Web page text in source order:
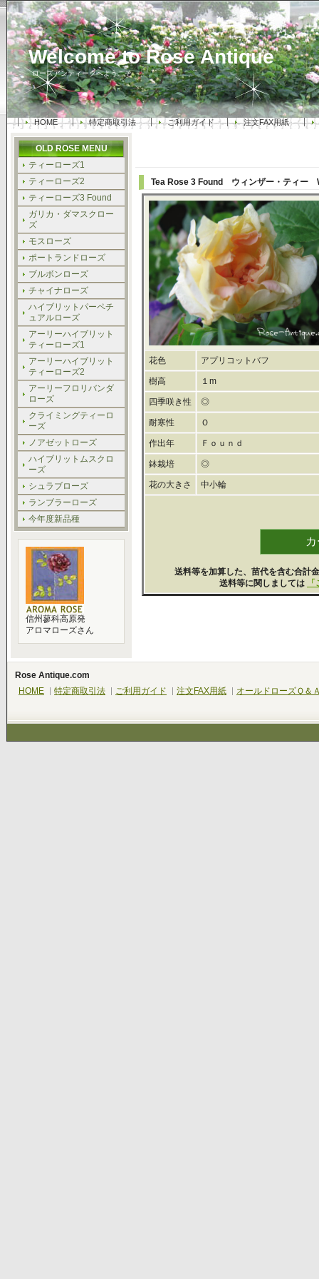
Welcome to Rose Antique
ローズアンティークへようこそ
HOME 特定商取引法 ご利用ガイド 注文FAX用紙
Tea Rose 3 Found ウィンザー・ティー
花色 アプリコットバフ
樹高 １m
四季咲き性 ◎
耐寒性 Ｏ
作出年 Ｆｏｕｎｄ
鉢栽培 ◎
花の大きさ 中小輪
送料等を加算した、苗代を含む合計
送料等に関しましては
OLD ROSE MENU
ティーローズ1
ティーローズ2
ティーローズ3 Found
ガリカ・ダマスクロー
ズ
モスローズ
ポートランドローズ
ブルボンローズ
チャイナローズ
ハイブリットパーペチ
ュアルローズ
アーリーハイブリット
ティーローズ1
アーリーハイブリット
ティーローズ2
アーリーフロリバンダ
ローズ
クライミングティーロ
ーズ
ノアゼットローズ
ハイブリットムスクロ
ーズ
シュラブローズ
ランブラーローズ
今年度新品種
信州蓼科高原発
アロマローズさん
Rose Antique.com
HOME
特定商取引法 ご利用ガイド 注文FAX用紙 オールドローズＱ＆